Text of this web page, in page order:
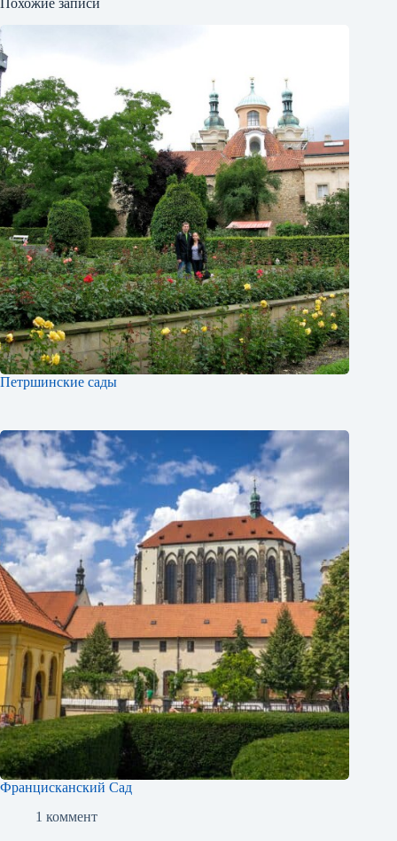
Похожие записи
Петршинские сады
Францисканский Сад
1 коммент